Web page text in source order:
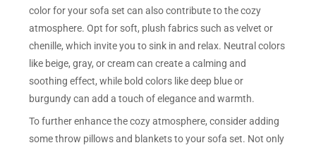
color for your sofa set can also contribute to the cozy
atmosphere. Opt for soft, plush fabrics such as velvet or
chenille, which invite you to sink in and relax. Neutral colors
like beige, gray, or cream can create a calming and
soothing effect, while bold colors like deep blue or
burgundy can add a touch of elegance and warmth.
To further enhance the cozy atmosphere, consider adding
some throw pillows and blankets to your sofa set. Not only